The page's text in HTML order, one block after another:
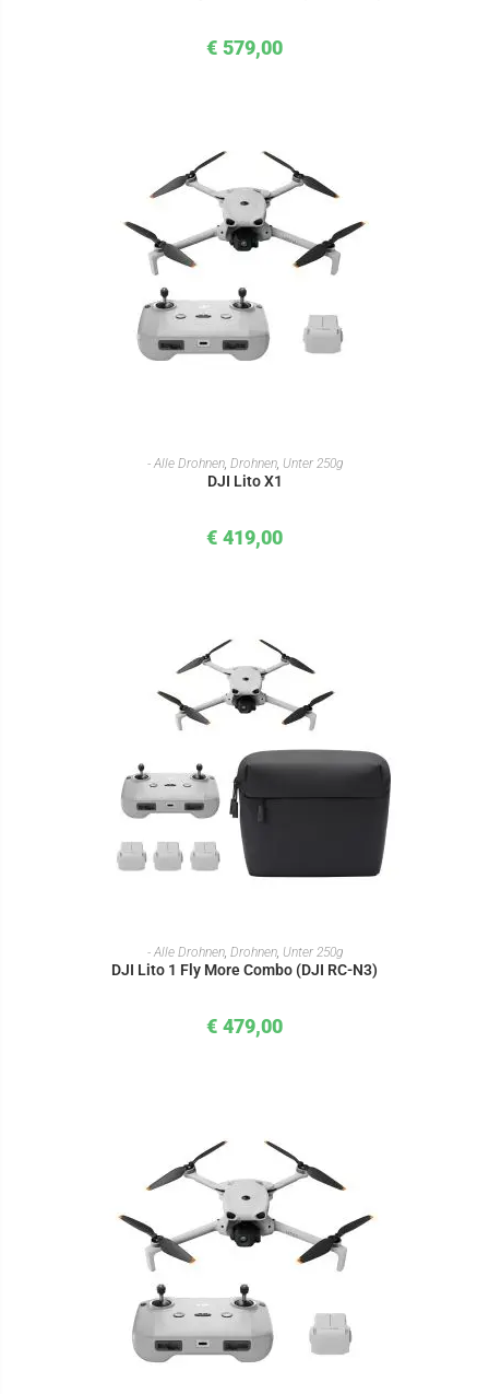
€ 579,00
IN DEN WARENKORB
- Alle Drohnen, Drohnen, Unter 250g
DJI Lito X1
€ 419,00
IN DEN WARENKORB
- Alle Drohnen, Drohnen, Unter 250g
DJI Lito 1 Fly More Combo (DJI RC-N3)
€ 479,00